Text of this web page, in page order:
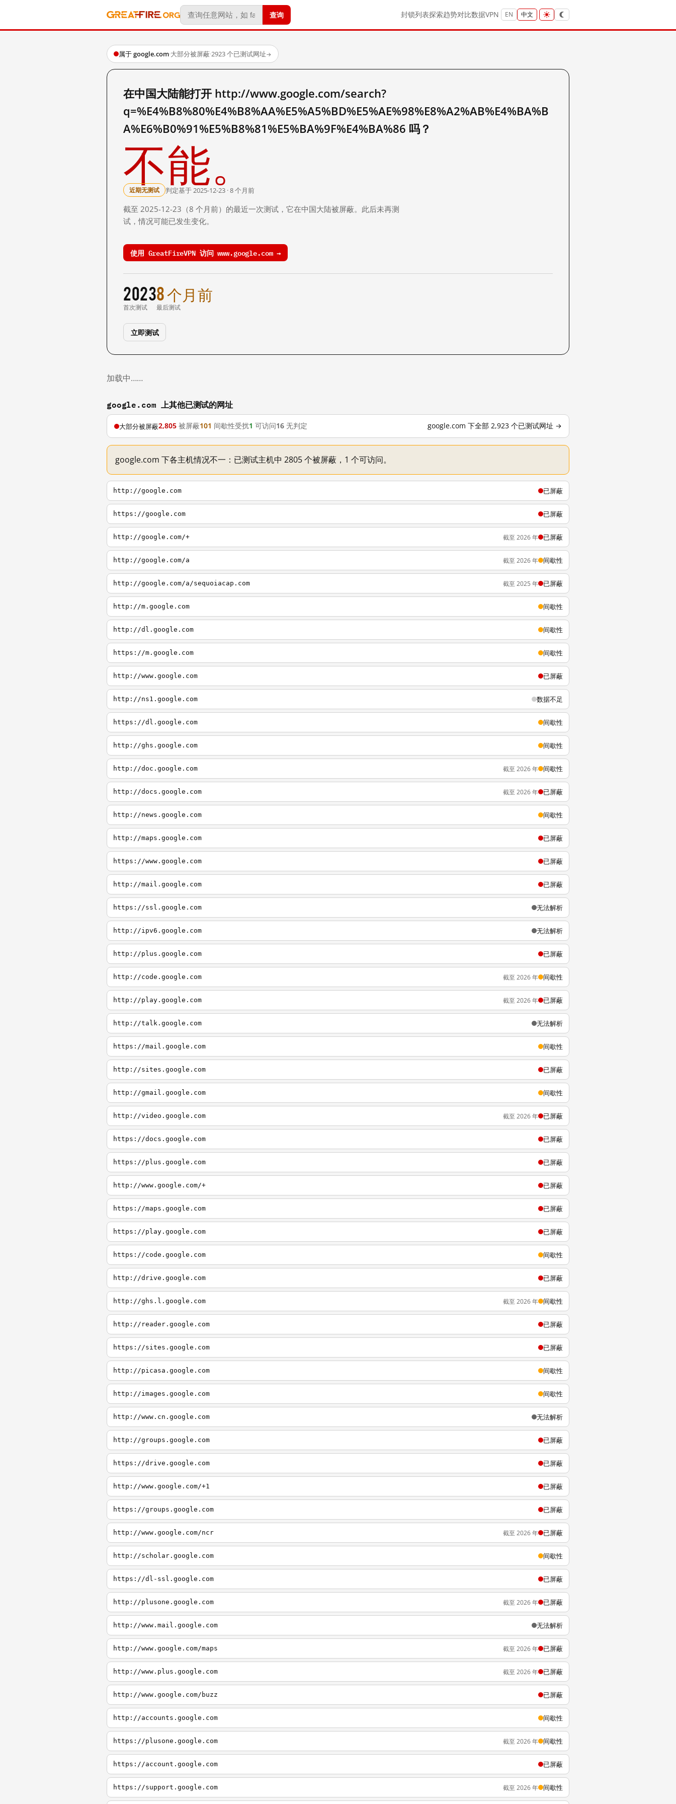
查询 封锁列表探索趋势对比数据VPN EN 中文
属于 google.com·大部分被屏蔽·2923 个已测试网址→
在中国大陆能打开 http://www.google.com/search?
q=%E4%B8%80%E4%B8%AA%E5%A5%BD%E5%AE%98%E8%A2%AB%E4%BA%B
A%E6%B0%91%E5%B8%81%E5%BA%9F%E4%BA%86 吗？
不能。
近期无测试 判定基于 2025-12-23 · 8 个月前
截至 2025-12-23（8 个月前）的最近一次测试，它在中国大陆被屏蔽。此后未再测
试，情况可能已发生变化。
使用 GreatFireVPN 访问 www.google.com →
2023
首次测试
8 个月前
最后测试
立即测试
加载中……
google.com 上其他已测试的网址
大部分被屏蔽2,805 被屏蔽101 间歇性受扰1 可访问16 无判定 google.com 下全部 2,923 个已测试网址 →
google.com 下各主机情况不一：已测试主机中 2805 个被屏蔽，1 个可访问。
http://google.com 已屏蔽
https://google.com 已屏蔽
http://google.com/+ 截至 2026 年 已屏蔽
http://google.com/a 截至 2026 年 间歇性
http://google.com/a/sequoiacap.com 截至 2025 年 已屏蔽
http://m.google.com 间歇性
http://dl.google.com 间歇性
https://m.google.com 间歇性
http://www.google.com 已屏蔽
http://ns1.google.com 数据不足
https://dl.google.com 间歇性
http://ghs.google.com 间歇性
http://doc.google.com 截至 2026 年 间歇性
http://docs.google.com 截至 2026 年 已屏蔽
http://news.google.com 间歇性
http://maps.google.com 已屏蔽
https://www.google.com 已屏蔽
http://mail.google.com 已屏蔽
https://ssl.google.com 无法解析
http://ipv6.google.com 无法解析
http://plus.google.com 已屏蔽
http://code.google.com 截至 2026 年 间歇性
http://play.google.com 截至 2026 年 已屏蔽
http://talk.google.com 无法解析
https://mail.google.com 间歇性
http://sites.google.com 已屏蔽
http://gmail.google.com 间歇性
http://video.google.com 截至 2026 年 已屏蔽
https://docs.google.com 已屏蔽
https://plus.google.com 已屏蔽
http://www.google.com/+ 已屏蔽
https://maps.google.com 已屏蔽
https://play.google.com 已屏蔽
https://code.google.com 间歇性
http://drive.google.com 已屏蔽
http://ghs.l.google.com 截至 2026 年 间歇性
http://reader.google.com 已屏蔽
https://sites.google.com 已屏蔽
http://picasa.google.com 间歇性
http://images.google.com 间歇性
http://www.cn.google.com 无法解析
http://groups.google.com 已屏蔽
https://drive.google.com 已屏蔽
http://www.google.com/+1 已屏蔽
https://groups.google.com 已屏蔽
http://www.google.com/ncr 截至 2026 年 已屏蔽
http://scholar.google.com 间歇性
https://dl-ssl.google.com 已屏蔽
http://plusone.google.com 截至 2026 年 已屏蔽
http://www.mail.google.com 无法解析
http://www.google.com/maps 截至 2026 年 已屏蔽
http://www.plus.google.com 截至 2026 年 已屏蔽
http://www.google.com/buzz 已屏蔽
http://accounts.google.com 间歇性
https://plusone.google.com 截至 2026 年 间歇性
https://account.google.com 已屏蔽
https://support.google.com 截至 2026 年 间歇性